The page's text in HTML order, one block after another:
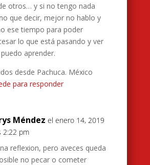
otros… y si no tengo nada
que decir, mejor no hablo y
ese tiempo para poder
lo que está pasando y ver
aprender.
desde Pachuca. México
para responder
Méndez el enero 14, 2019
2:22 pm
reflexion, pero aveces queda
no pecar o cometer